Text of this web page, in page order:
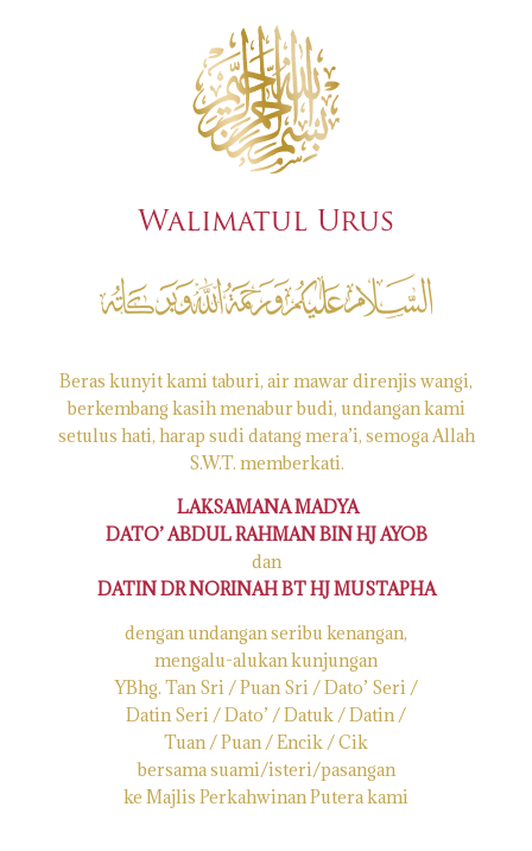
Walimatul Urus
Beras kunyit kami taburi, air mawar direnjis wangi,
berkembang kasih menabur budi, undangan kami
setulus hati, harap sudi datang mera’i, semoga Allah
S.W.T. memberkati.
LAKSAMANA MADYA
DATO’ ABDUL RAHMAN BIN HJ AYOB
dan
DATIN DR NORINAH BT HJ MUSTAPHA
dengan undangan seribu kenangan,
mengalu-alukan kunjungan
YBhg. Tan Sri / Puan Sri / Dato’ Seri /
Datin Seri / Dato’ / Datuk / Datin /
Tuan / Puan / Encik / Cik
bersama suami/isteri/pasangan
ke Majlis Perkahwinan Putera kami